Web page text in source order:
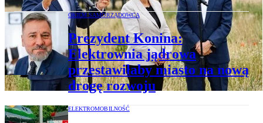
OKIEM SAMORZĄDOWCA
Prezydent Konina:
Elektrownia jądrowa
przestawiłaby miasto na nową
drogę rozwoju
ELEKTROMOBILNOŚĆ